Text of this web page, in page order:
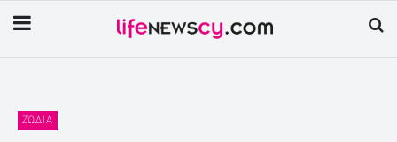
ΖΏΔΙΑ